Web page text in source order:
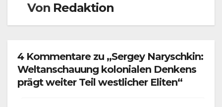
Von Redaktion
4 Kommentare zu „Sergey Naryschkin:
Weltanschauung kolonialen Denkens
prägt weiter Teil westlicher Eliten“